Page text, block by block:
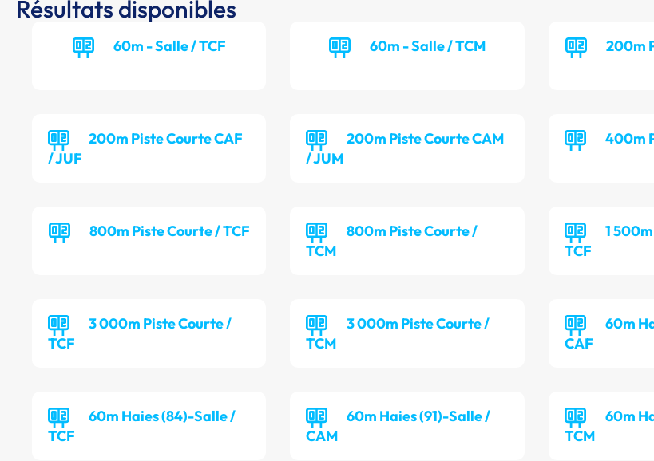
Résultats disponibles
60m - Salle / TCF 60m - Salle / TCM 200m
200m Piste Courte CAF
/ JUF
200m Piste Courte CAM
/ JUM
400m
800m Piste Courte / TCF
800m Piste Courte /
TCM
1
TCF
3 000m Piste Courte /
TCF
3 000m Piste Courte /
TCM
60m
CAF
60m Haies (84)-Salle /
TCF
60m Haies (91)-Salle /
CAM
60m
TCM